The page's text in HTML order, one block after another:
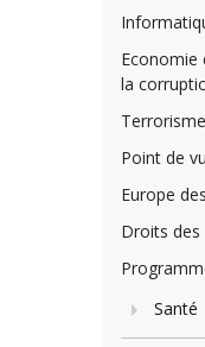
Economie
la
Point de
Europe
Droits
Santé